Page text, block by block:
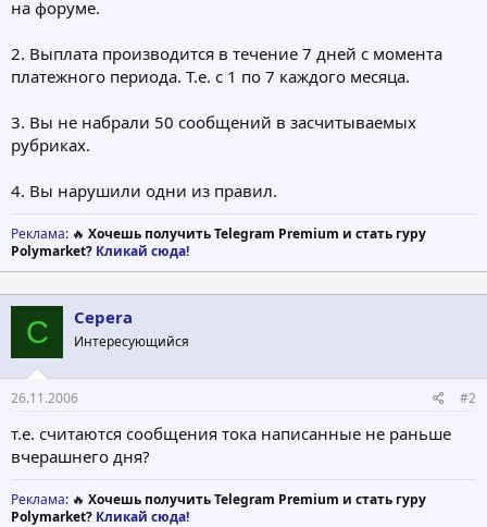
на форуме.
2. Выплата производится в течение 7 дней с момента
платежного периода. Т.е. с 1 по 7 каждого месяца.
3. Вы не набрали 50 сообщений в засчитываемых
рубриках.
4. Вы нарушили одни из правил.
Реклама: 🔥 Хочешь получить Telegram Premium и стать гуру
Polymarket? Кликай сюда!
C Cepera
Интересующийся
26.11.2006 #2
т.е. считаются сообщения тока написанные не раньше
вчерашнего дня?
Реклама: 🔥 Хочешь получить Telegram Premium и стать гуру
Polymarket? Кликай сюда!